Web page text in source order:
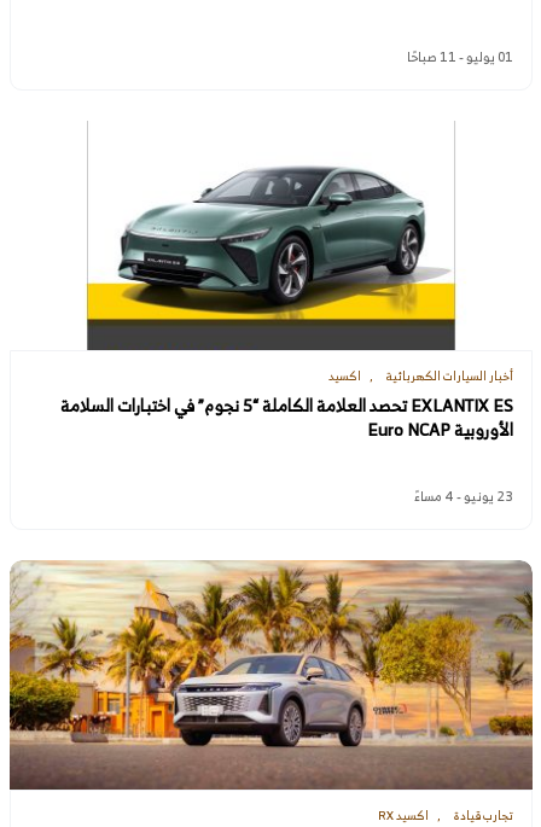
01 يوليو - 11 صباحًا
أخبار السيارات الكهربائية اكسيد
EXLANTIX ES تحصد العلامة الكاملة “5 نجوم” في اختبارات السلامة
الأوروبية Euro NCAP
23 يونيو - 4 مساءً
تجارب قيادة اكسيد RX